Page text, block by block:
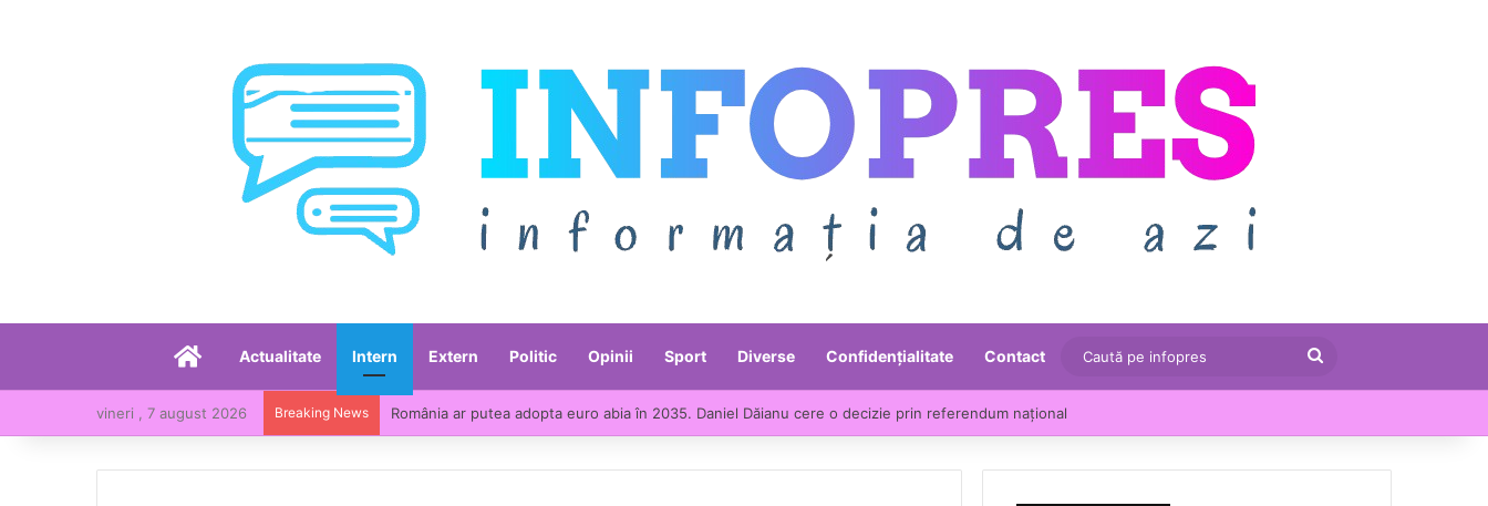
AcasăActualitate Intern Extern Politic Opinii Sport Diverse Confidențialitate Contact
Caută
pe
infopres
vineri , 7 august 2026 Breaking News România, printre liderii UE la scumpirile din industrie. Prețurile producției industriale au crescut cu 13,5% într-un an